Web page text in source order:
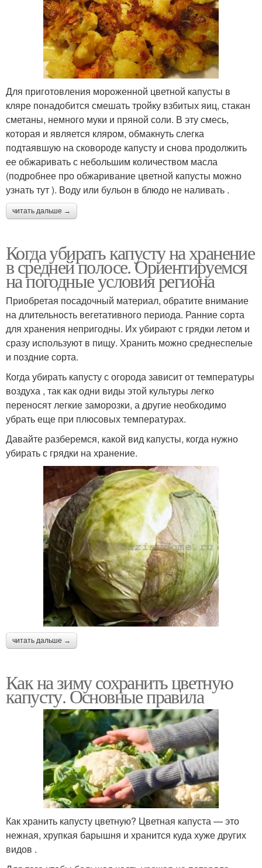
Для приготовления мороженной цветной капусты в
кляре понадобится смешать тройку взбитых яиц, стакан
сметаны, немного муки и пряной соли. В эту смесь,
которая и является кляром, обмакнуть слегка
подтаявшую на сковороде капусту и снова продолжить
ее обжаривать с небольшим количеством масла
(подробнее про обжаривание цветной капусты можно
узнать тут ). Воду или бульон в блюдо не наливать .
читать дальше →
Когда убирать капусту на хранение
в средней полосе. Ориентируемся
на погодные условия региона
Приобретая посадочный материал, обратите внимание
на длительность вегетативного периода. Ранние сорта
для хранения непригодны. Их убирают с грядки летом и
сразу используют в пищу. Хранить можно среднеспелые
и поздние сорта.
Когда убирать капусту с огорода зависит от температуры
воздуха , так как одни виды этой культуры легко
переносят легкие заморозки, а другие необходимо
убрать еще при плюсовых температурах.
Давайте разберемся, какой вид капусты, когда нужно
убирать с грядки на хранение.
читать дальше →
Как на зиму сохранить цветную
капусту. Основные правила
Как хранить капусту цветную? Цветная капуста — это
нежная, хрупкая барышня и хранится куда хуже других
видов .